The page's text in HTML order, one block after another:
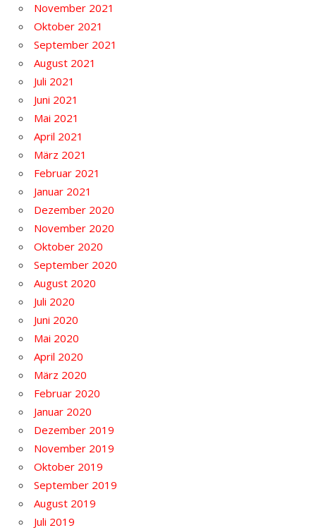
November 2021
Oktober 2021
September 2021
August 2021
Juli 2021
Juni 2021
Mai 2021
April 2021
März 2021
Februar 2021
Januar 2021
Dezember 2020
November 2020
Oktober 2020
September 2020
August 2020
Juli 2020
Juni 2020
Mai 2020
April 2020
März 2020
Februar 2020
Januar 2020
Dezember 2019
November 2019
Oktober 2019
September 2019
August 2019
Juli 2019